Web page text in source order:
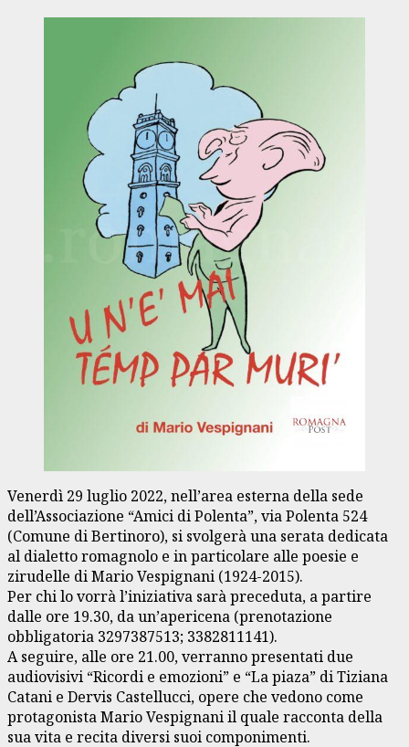
Venerdì 29 luglio 2022, nell’area esterna della sede
dell’Associazione “Amici di Polenta”, via Polenta 524
(Comune di Bertinoro), si svolgerà una serata dedicata
al dialetto romagnolo e in particolare alle poesie e
zirudelle di Mario Vespignani (1924-2015).
Per chi lo vorrà l’iniziativa sarà preceduta, a partire
dalle ore 19.30, da un’apericena (prenotazione
obbligatoria 3297387513; 3382811141).
A seguire, alle ore 21.00, verranno presentati due
audiovisivi “Ricordi e emozioni” e “La piaza” di Tiziana
Catani e Dervis Castellucci, opere che vedono come
protagonista Mario Vespignani il quale racconta della
sua vita e recita diversi suoi componimenti.